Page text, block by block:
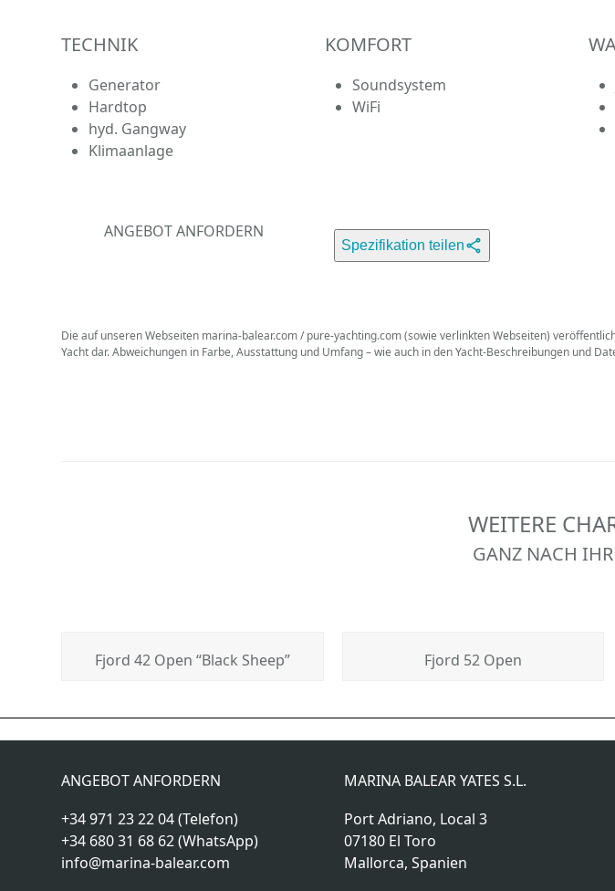
TECHNIK
Generator
Hardtop
hyd. Gangway
Klimaanlage
KOMFORT
Soundsystem
WiFi
ANGEBOT ANFORDERN
Spezifikation teilen
Die auf unseren Webseiten marina-balear.com / pure-yachting.com (sowie verlinkten Webseiten)
Yacht dar. Abweichungen in Farbe, Ausstattung und Umfang – wie auch in den Yacht-Beschreibungen und
WEITERE
GANZ NACH
Fjord 42 Open “Black Sheep” Fjord 52 Open
previous
ANGEBOT ANFORDERN
+34 971 23 22 04 (Telefon)
+34 680 31 68 62 (WhatsApp)
info@marina-balear.com
MARINA BALEAR YATES S.L.
Port Adriano, Local 3
07180 El Toro
Mallorca, Spanien